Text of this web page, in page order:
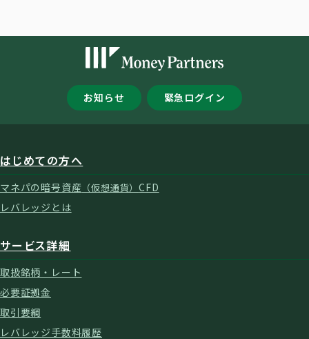
お知らせ 緊急ログイン
はじめての方へ
マネパの暗号資産 （仮想通貨）CFD
レバレッジとは
サービス詳細
取扱銘柄・レート
必要証拠金
取引要綱
レバレッジ手数料履歴